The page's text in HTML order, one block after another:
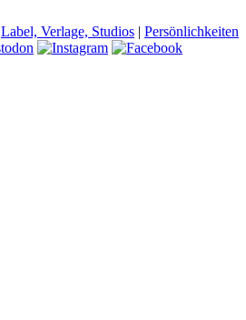
Label, Verlage, Studios | Persönlichkeiten